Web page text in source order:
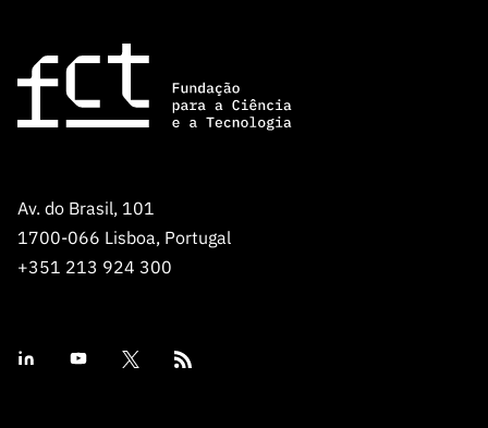
Av. do Brasil, 101
1700-066 Lisboa, Portugal
+351 213 924 300